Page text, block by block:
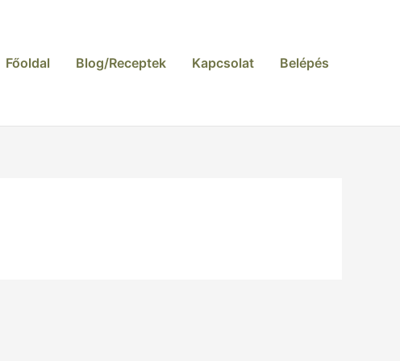
Főoldal Blog/Receptek Kapcsolat Belépés